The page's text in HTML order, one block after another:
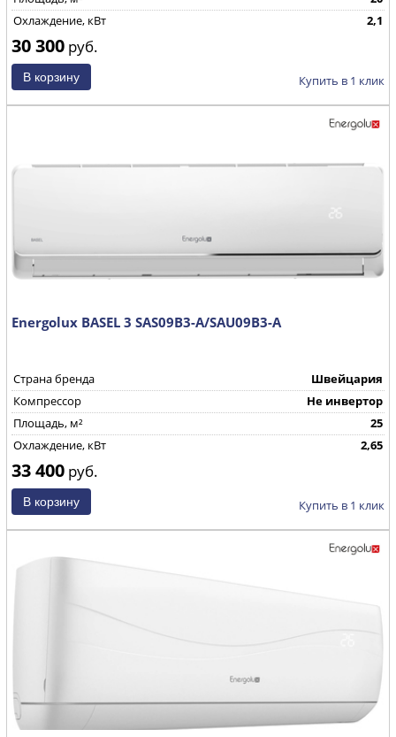
Охлаждение, кВт
2,1
30 300 руб.
Купить в 1 клик
Energolux BASEL 3 SAS09B3-A/SAU09B3-A
Страна бренда
Швейцария
Компрессор
Не инвертор
Площадь, м²
25
Охлаждение, кВт
2,65
33 400 руб.
Купить в 1 клик